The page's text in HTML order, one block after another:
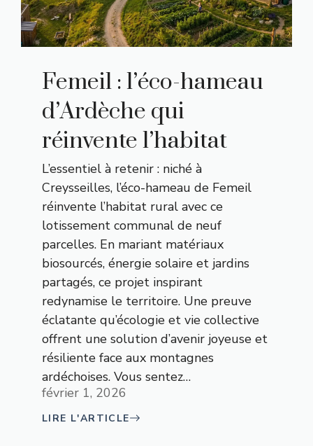
Femeil : l’éco-hameau
d’Ardèche qui
réinvente l’habitat
L’essentiel à retenir : niché à
Creysseilles, l’éco-hameau de Femeil
réinvente l’habitat rural avec ce
lotissement communal de neuf
parcelles. En mariant matériaux
biosourcés, énergie solaire et jardins
partagés, ce projet inspirant
redynamise le territoire. Une preuve
éclatante qu’écologie et vie collective
offrent une solution d’avenir joyeuse et
résiliente face aux montagnes
ardéchoises. Vous sentez…
février 1, 2026
LIRE L'ARTICLE